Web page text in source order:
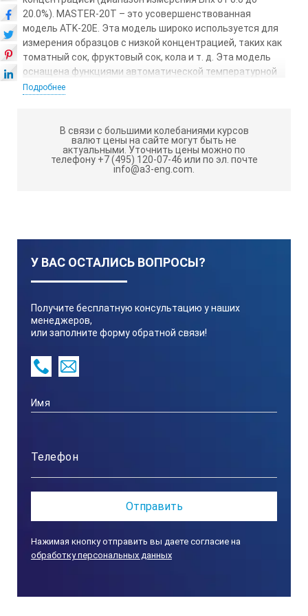
20.0%). MASTER-20Т – это усовершенствованная
модель АТK-20Е. Эта модель широко используется для
измерения образцов с низкой концентрацией, таких как
томатный сок, фруктовый сок, кола и т. д. Эта модель
оснащена функциями автоматической температурной
компенсации (АТK). Эта модель идеально подходит для
MASTER-20Тимеет металлический корпус, а
корпус MASTER-20PT выполнен из пластика. Диапазоны
измерения и минимальные индикации приборов обеих
серий одинаковы. В случае измерения показателей
20% Раствор сахарозы (RE-110020).
ТЕХНИЧЕСКИЕ ХАРАКТЕРИСТИКИ MASTER
20T:
Подробнее
В связи с большими колебаниями курсов
валют цены на сайте могут быть не
актуальными. Уточнить цены можно по
телефону +7 (495) 120-07-46 или по эл. почте
info@a3-eng.com.
У ВАС ОСТАЛИСЬ ВОПРОСЫ?
Получите бесплатную консультацию у наших
менеджеров,
или заполните форму обратной связи!
Нажимая кнопку отправить вы даете согласие на
обработку персональных данных